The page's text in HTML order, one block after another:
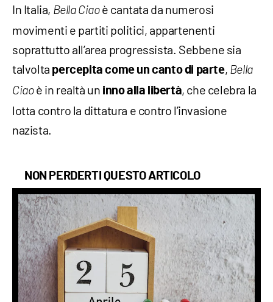
In Italia, Bella Ciaoè cantata da numerosi
movimenti e partiti politici, appartenenti
soprattutto all’area progressista. Sebbene sia
talvolta percepita come un canto di parte, Bella
Ciaoè in realtà un inno alla libertà, che celebra la
lotta contro la dittatura e contro l’invasione
nazista.
NON PERDERTI QUESTO ARTICOLO